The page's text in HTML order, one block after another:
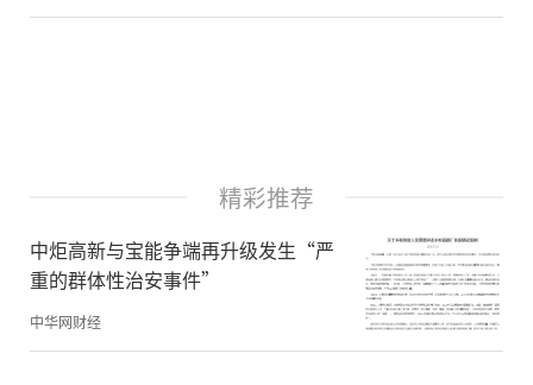
精彩推荐
中炬高新与宝能争端再升级发生“严
重的群体性治安事件”
中华网财经